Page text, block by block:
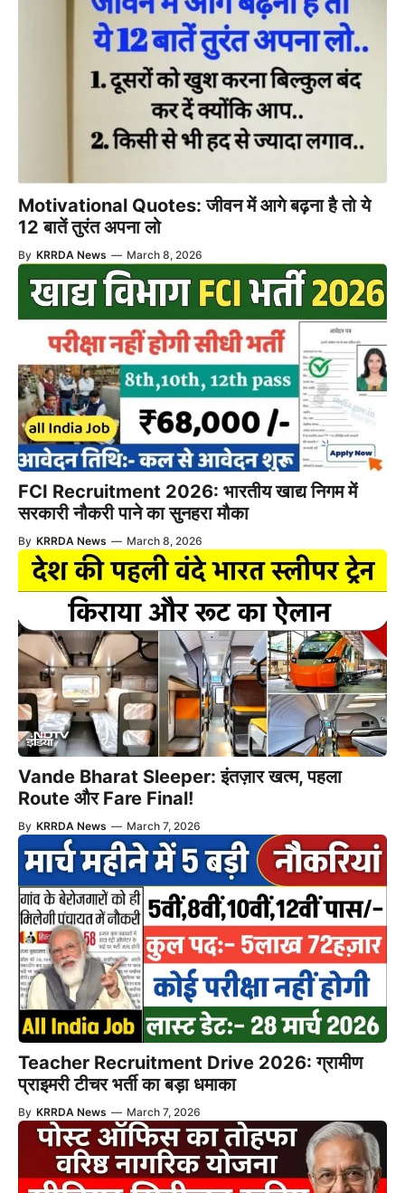
Motivational Quotes: जीवन में आगे बढ़ना है तो ये
12 बातें तुरंत अपना लो
By KRRDA News — March 8, 2026
FCI Recruitment 2026: भारतीय खाद्य निगम में
सरकारी नौकरी पाने का सुनहरा मौका
By KRRDA News — March 8, 2026
Vande Bharat Sleeper: इंतज़ार खत्म, पहला
Route और Fare Final!
By KRRDA News — March 7, 2026
Teacher Recruitment Drive 2026: ग्रामीण
प्राइमरी टीचर भर्ती का बड़ा धमाका
By KRRDA News — March 7, 2026